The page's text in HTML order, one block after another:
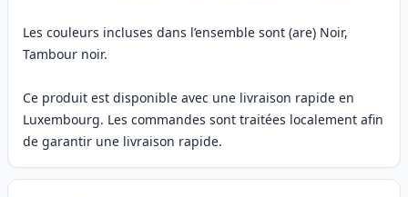
Les couleurs incluses dans l’ensemble sont (are) Noir,
Tambour noir.
Ce produit est disponible avec une livraison rapide en
Luxembourg. Les commandes sont traitées localement afin
de garantir une livraison rapide.